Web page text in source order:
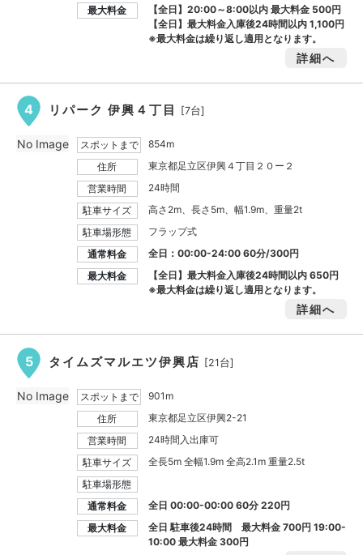
最大料金
【全日】20:00～8:00以内 最大料金 500円
【全日】最大料金入庫後24時間以内1,100円
※最大料金は繰り返し適用となります。
詳細へ
4 リパーク 伊興４丁目 [7台]
スポットまで
854m
住所
東京都足立区伊興４丁目２０ー２
営業時間
24時間
駐車サイズ
高さ2m、長さ5m、幅1.9m、重量2t
駐車場形態
フラップ式
通常料金
全日：00:00-24:00 60分/300円
最大料金
【全日】最大料金入庫後24時間以内650円
※最大料金は繰り返し適用となります。
詳細へ
No Image
5 タイムズマルエツ伊興店 [21台]
スポットまで
901m
住所
東京都足立区伊興2-21
営業時間
24時間入出庫可
駐車サイズ
全長5m 全幅1.9m 全高2.1m 重量2.5t
駐車場形態
通常料金
全日 00:00-00:00 60分 220円
最大料金
全日 駐車後24時間 最大料金700円19:00-
10:00 最大料金300円
No Image